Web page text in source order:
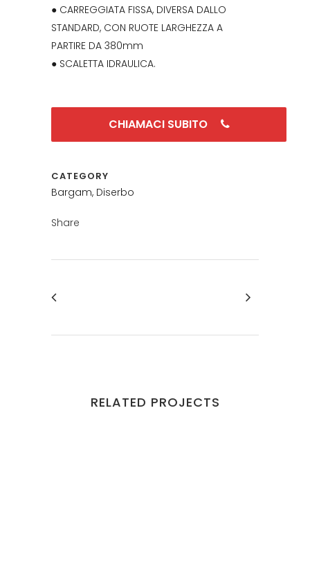
● CARREGGIATA FISSA, DIVERSA DALLO
STANDARD, CON RUOTE LARGHEZZA A
PARTIRE DA 380mm
● SCALETTA IDRAULICA.
CHIAMACI SUBITO
CATEGORY
Bargam, Diserbo
Share
RELATED PROJECTS